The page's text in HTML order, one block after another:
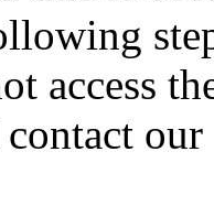
access